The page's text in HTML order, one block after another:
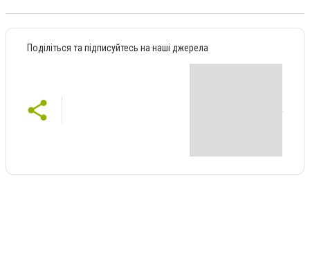
Поділіться та підписуйтесь на наші джерела